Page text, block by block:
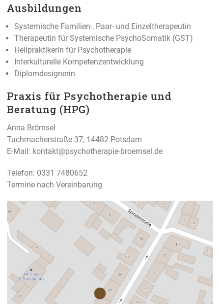
Ausbildungen
Systemische Familien-, Paar- und Einzeltherapeutin
Therapeutin für Systemische PsychoSomatik (GST)
Heilpraktikerin für Psychotherapie
Interkulturelle Kompetenzentwicklung
Diplomdesignerin
Praxis für Psychotherapie und
Beratung (HPG)
Anna Brömsel
Tuchmacherstraße 37, 14482 Potsdam
E-Mail: kontakt@psychotherapie-broemsel.de
Telefon: 0331 7480652
Termine nach Vereinbarung